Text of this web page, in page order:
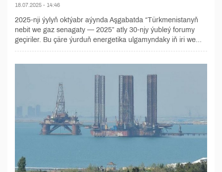
18.07.2025 - 14:46
2025-nji ýylyň oktýabr aýynda Aşgabatda “Türkmenistanyň
nebit we gaz senagaty — 2025” atly 30-njy ýubleý forumy
geçiriler. Bu çäre ýurduň energetika ulgamyndaky iň iri we...